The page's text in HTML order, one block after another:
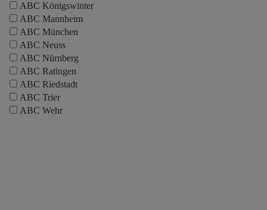
ABC Königswinter
ABC Mannheim
ABC München
ABC Neuss
ABC Nürnberg
ABC Ratingen
ABC Riedstadt
ABC Trier
ABC Wehr